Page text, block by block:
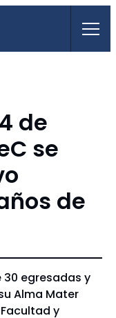
de
se
de
30 egresadas y
Alma Mater
y